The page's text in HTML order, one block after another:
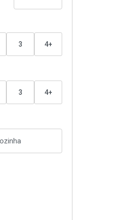
3 4+
3 4+